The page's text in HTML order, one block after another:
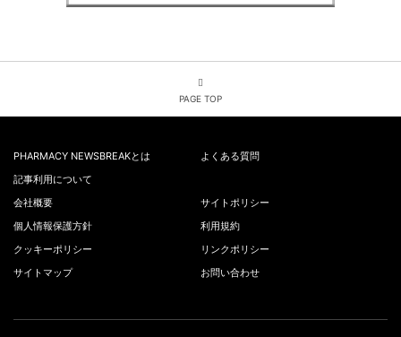
PAGE TOP
PHARMACY NEWSBREAKとは
よくある質問
記事利用について
会社概要
サイトポリシー
個人情報保護方針
利用規約
クッキーポリシー
リンクポリシー
サイトマップ
お問い合わせ